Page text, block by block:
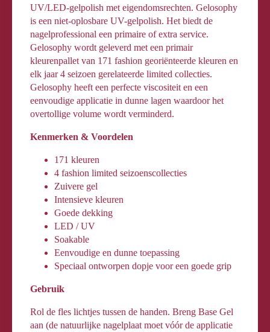
UV/LED-gelpolish met eigendomsrechten. Gelosophy
is een niet-oplosbare UV-gelpolish. Het biedt de
nagelprofessional een primaire of extra service.
Gelosophy wordt geleverd met een primair
kleurenpallet van 171 fashion georiënteerde kleuren en
elk jaar 4 seizoen gerelateerde limited collecties.
Gelosophy heeft een perfecte viscositeit en een
eenvoudige applicatie in dunne lagen waardoor het
overtollige volume wordt verminderd.
Kenmerken & Voordelen
171 kleuren
4 fashion limited seizoenscollecties
Zuivere gel
Intensieve kleuren
Goede dekking
LED / UV
Soakable
Eenvoudige en dunne toepassing
Speciaal ontworpen dopje voor een goede grip
Gebruik
Rol de fles lichtjes tussen de handen. Breng Base Gel
aan (de natuurlijke nagelplaat moet vóór de applicatie